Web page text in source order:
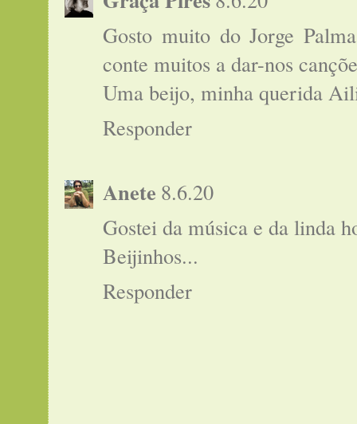
Gosto muito do Jorge
conte muitos a dar-nos
Uma beijo, minha querida
Responder
Anete 8.6.20
Gostei da música e da linda
Beijinhos...
Responder